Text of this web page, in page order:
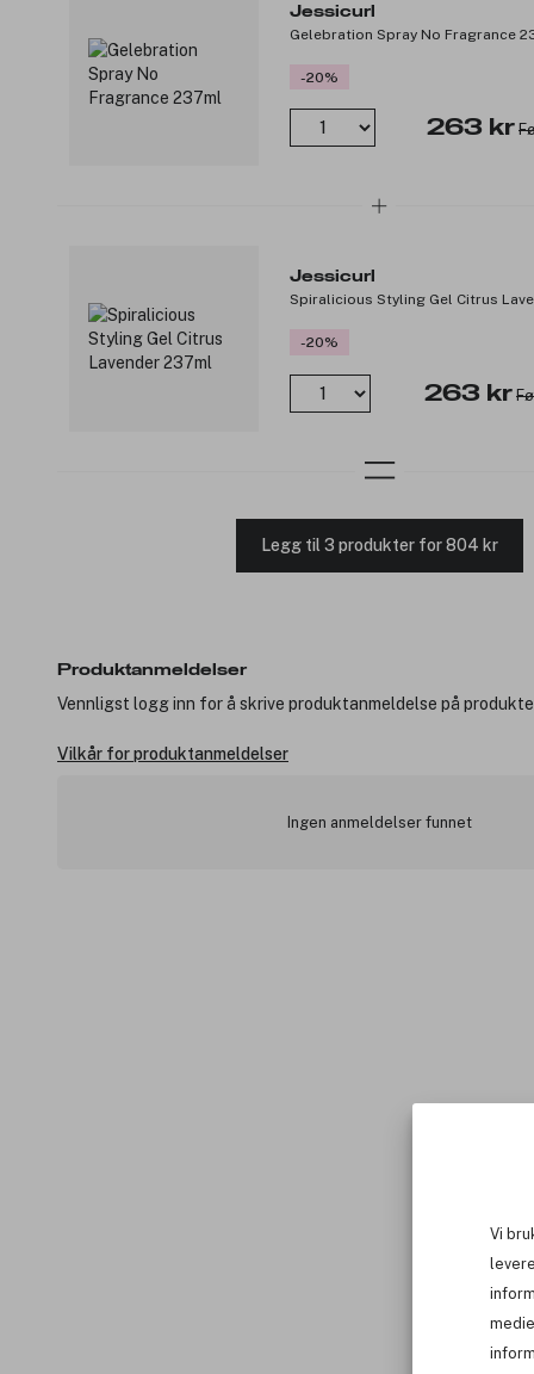
Vi
Jessicurl
Gelebration Spray No Fragrance
-20%
263 kr
Jessicurl
Spiralicious Styling Gel Citrus
-20%
263 kr
Legg til 3 produkter for 804 kr
Produktanmeldelser
Vennligst logg inn for å skrive produktanmeldelse på
Vilkår for produktanmeldelser
Ingen anmeldelser funnet